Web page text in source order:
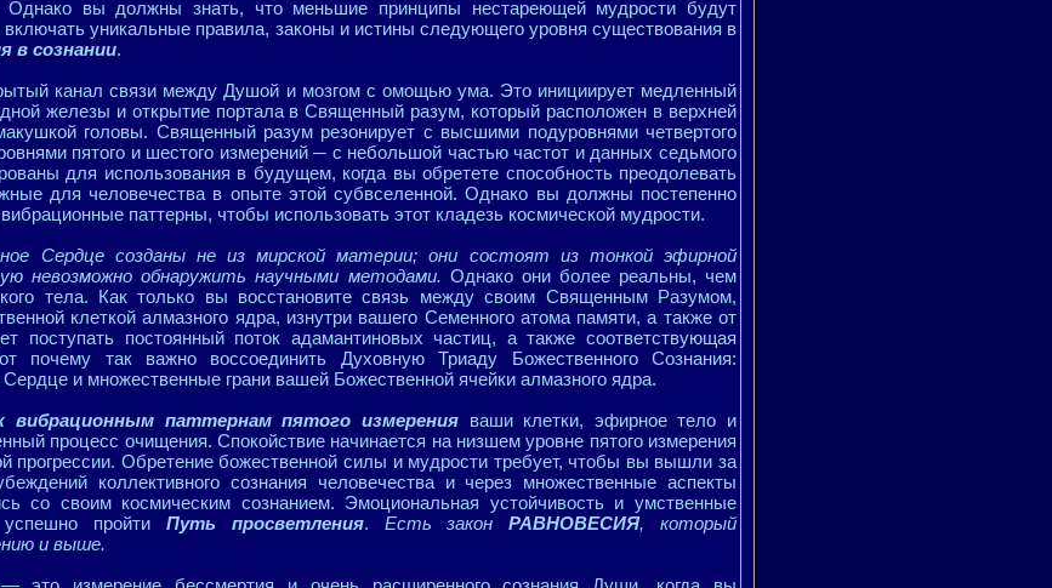
Однако вы должны знать, что меньшие принципы нестареющей мудрости будут
уникальные правила, законы и истины следующего уровня существования в
в сознании.
канал связи между Душой и мозгом с омощью ума. Это инициирует медленный
железы и открытие портала в Священный разум, который расположен в верхней
головы. Священный разум резонирует с высшими подуровнями четвертого
пятого и шестого измерений ─ с небольшой частью частот и данных седьмого
для использования в будущем, когда вы обретете способность преодолевать
для человечества в опыте этой субвселенной. Однако вы должны постепенно
паттерны, чтобы использовать этот кладезь космической мудрости.
Сердце созданы не из мирской материи; они состоят из тонкой эфирной
невозможно обнаружить научными методами. Однако они более реальны, чем
тела. Как только вы восстановите связь между своим Священным Разумом,
клеткой алмазного ядра, изнутри вашего Семенного атома памяти, а также от
постоянный поток адамантиновых частиц, а также соответствующая
почему так важно воссоединить Духовную Триаду Божественного Сознания:
и множественные грани вашей Божественной ячейки алмазного ядра.
вибрационным паттернам пятого измеренияваши клетки, эфирное тело и
процесс очищения. Спокойствие начинается на низшем уровне пятого измерения
прогрессии. Обретение божественной силы и мудрости требует, чтобы вы вышли за
коллективного сознания человечества и через множественные аспекты
со своим космическим сознанием. Эмоциональная устойчивость и умственные
пройти Путь просветления. Есть законРАВНОВЕСИЯ, который
и выше.